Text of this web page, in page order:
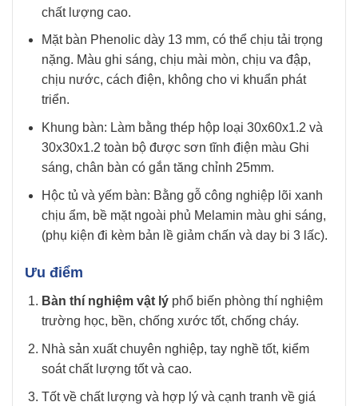
chất lượng cao.
Mặt bàn Phenolic dày 13 mm, có thể chịu tải trọng
nặng. Màu ghi sáng, chịu mài mòn, chịu va đập,
chịu nước, cách điện, không cho vi khuẩn phát
triển.
Khung bàn: Làm bằng thép hộp loại 30x60x1.2 và
30x30x1.2 toàn bộ được sơn tĩnh điện màu Ghi
sáng, chân bàn có gắn tăng chỉnh 25mm.
Hộc tủ và yếm bàn: Bằng gỗ công nghiệp lõi xanh
chịu ẩm, bề mặt ngoài phủ Melamin màu ghi sáng,
(phụ kiện đi kèm bản lề giảm chấn và day bi 3 lấc).
Ưu điểm
Bàn thí nghiệm vật lý phổ biến phòng thí nghiệm
trường học, bền, chống xước tốt, chống cháy.
Nhà sản xuất chuyên nghiệp, tay nghề tốt, kiểm
soát chất lượng tốt và cao.
Tốt về chất lượng và hợp lý và cạnh tranh về giá